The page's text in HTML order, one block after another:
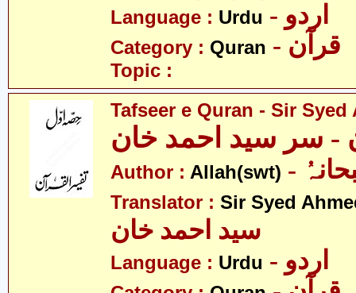
Language : Urdu - اردو
Category : Quran - قرآن
Topic :
Tafseer e Quran - Sir Syed
- سر سید احمد خان
Author : Allah(swt)
Translator : Sir Syed
سید احمد خان
Language : Urdu - اردو